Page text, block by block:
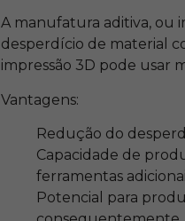
A manufatura aditiva, ou
desperdício de material
impressão 3D pode usar
Vantagens:
Redução do
Capacidade de
ferramentas
Potencial para